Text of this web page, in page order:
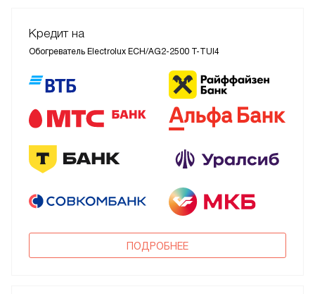
Кредит на
Обогреватель Electrolux ECH/AG2-2500 T-TUI4
ПОДРОБНЕЕ